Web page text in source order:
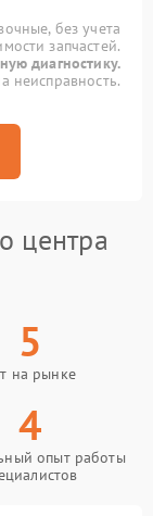
без учета
запчастей.
диагностику.
неисправность.
центра
5
на рынке
4
опыт работы